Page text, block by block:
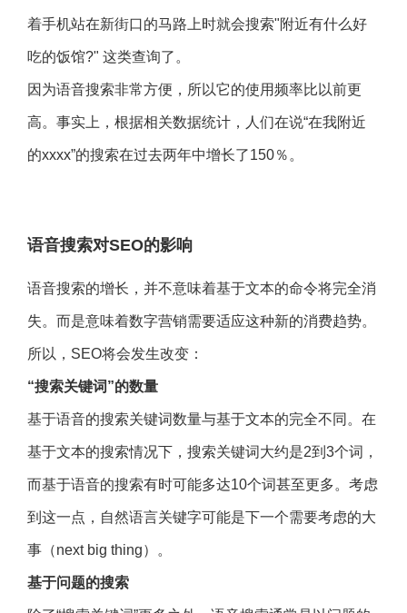
着手机站在新街口的马路上时就会搜索"附近有什么好
吃的饭馆?" 这类查询了。
因为语音搜索非常方便，所以它的使用频率比以前更
高。事实上，根据相关数据统计，人们在说“在我附近
的xxxx”的搜索在过去两年中增长了150％。
语音搜索对SEO的影响
语音搜索的增长，并不意味着基于文本的命令将完全消
失。而是意味着数字营销需要适应这种新的消费趋势。
所以，SEO将会发生改变：
“搜索关键词”的数量
基于语音的搜索关键词数量与基于文本的完全不同。在
基于文本的搜索情况下，搜索关键词大约是2到3个词，
而基于语音的搜索有时可能多达10个词甚至更多。考虑
到这一点，自然语言关键字可能是下一个需要考虑的大
事（next big thing）。
基于问题的搜索